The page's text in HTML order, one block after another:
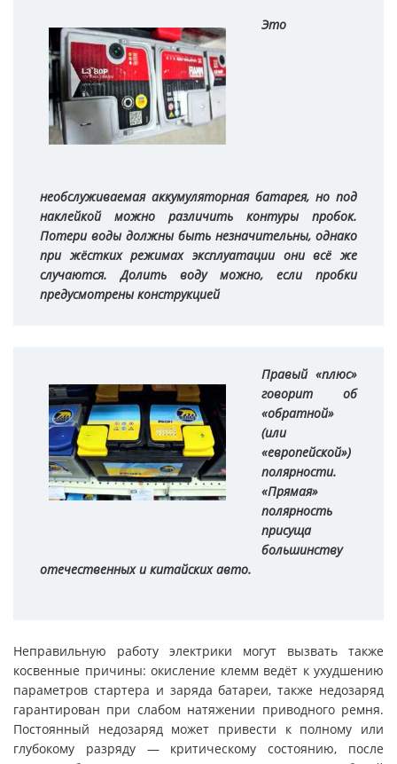
Это
необслуживаемая аккумуляторная батарея, но под
наклейкой можно различить контуры пробок.
Потери воды должны быть незначительны, однако
при жёстких режимах эксплуатации они всё же
случаются. Долить воду можно, если пробки
предусмотрены конструкцией
Правый «плюс»
говорит об
«обратной»
(или
«европейской»)
полярности.
«Прямая»
полярность
присуща
большинству
отечественных и китайских авто.
Неправильную работу электрики могут вызвать также
косвенные причины: окисление клемм ведёт к ухудшению
параметров стартера и заряда батареи, также недозаряд
гарантирован при слабом натяжении приводного ремня.
Постоянный недозаряд может привести к полному или
глубокому разряду — критическому состоянию, после